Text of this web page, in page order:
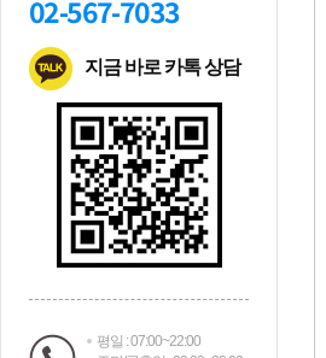
02-567-7033
지금 바로 카톡 상담
평일 : 07:00~22:00